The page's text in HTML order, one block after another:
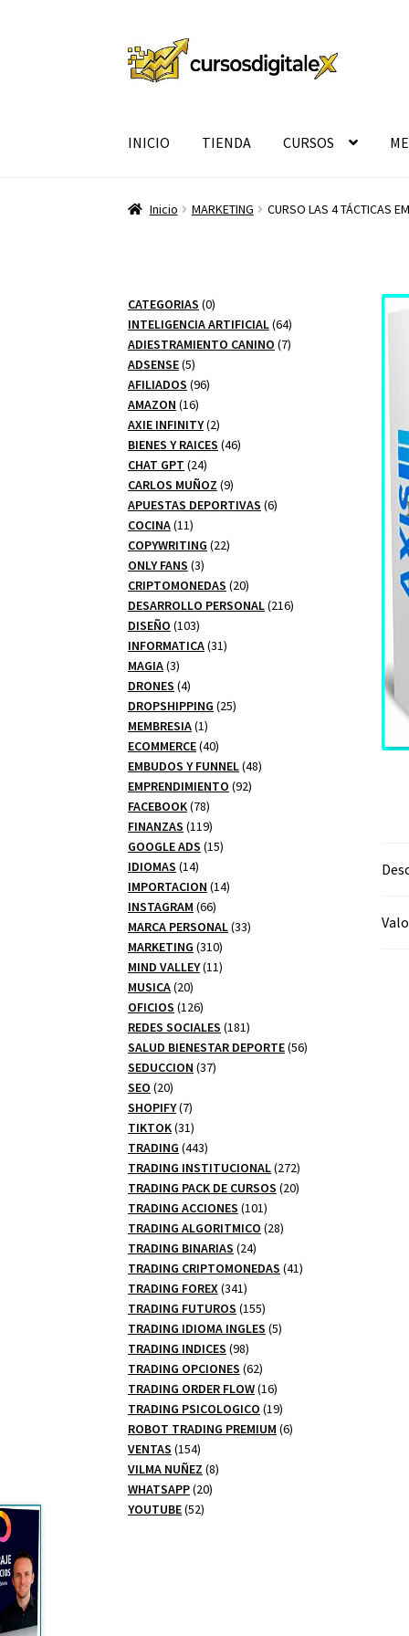
Ir
a
Ir
al
INICIO TIENDA CURSOS
Inicio MARKETING CURSO LAS 4 TÁCTICAS
CATEGORIAS 00
productos
INTELIGENCIA ARTIFICIAL 6464
productos
ADIESTRAMIENTO CANINO 77
ADSENSE 55
productos
AFILIADOS 9696
AMAZON 1616
productos
AXIE INFINITY 22
productos
BIENES Y RAICES 4646
CHAT GPT 2424
productos
CARLOS MUÑOZ 99
productos
APUESTAS DEPORTIVAS 66
COCINA 1111
productos
COPYWRITING 2222
ONLY FANS 33
productos
CRIPTOMONEDAS 2020
productos
DESARROLLO PERSONAL 216216
DISEÑO 103103
productos
INFORMATICA 3131
MAGIA 33
productos
DRONES 44
productos
DROPSHIPPING 2525
MEMBRESIA 11
producto
ECOMMERCE 4040
productos
EMBUDOS Y FUNNEL 4848
EMPRENDIMIENTO 9292
FACEBOOK 7878
productos
FINANZAS 119119
productos
GOOGLE ADS 1515
IDIOMAS 1414
productos
IMPORTACION 1414
INSTAGRAM 6666
productos
MARCA PERSONAL 3333
MARKETING 310310
productos
MIND VALLEY 1111
MUSICA 2020
productos
OFICIOS 126126
productos
REDES SOCIALES 181181
productos
SALUD BIENESTAR DEPORTE 5656
SEDUCCION 3737
SEO 2020
productos
SHOPIFY 77
productos
TIKTOK 3131
productos
TRADING 443443
productos
TRADING INSTITUCIONAL 272272
productos
TRADING PACK DE CURSOS 2020
TRADING ACCIONES 101101
productos
TRADING ALGORITMICO 2828
TRADING BINARIAS 2424
productos
TRADING CRIPTOMONEDAS 4141
TRADING FOREX 341341
productos
TRADING FUTUROS 155155
productos
TRADING IDIOMA INGLES 55
TRADING INDICES 9898
productos
TRADING OPCIONES 6262
productos
TRADING ORDER FLOW 1616
productos
TRADING PSICOLOGICO 1919
productos
ROBOT TRADING PREMIUM 66
VENTAS 154154
productos
VILMA NUÑEZ 88
WHATSAPP 2020
YOUTUBE 5252